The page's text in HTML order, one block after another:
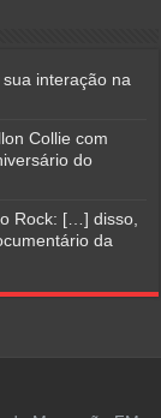
interação na
Collie com
do
Rock: […] disso,
da